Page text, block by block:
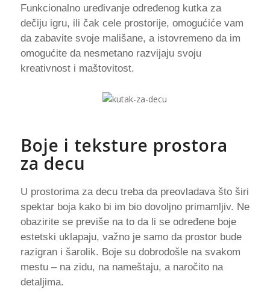
Funkcionalno uređivanje određenog kutka za
dečiju igru, ili čak cele prostorije, omogućiće vam
da zabavite svoje mališane, a istovremeno da im
omogućite da nesmetano razvijaju svoju
kreativnost i maštovitost.
Boje i teksture prostora
za decu
U prostorima za decu treba da preovladava što širi
spektar boja kako bi im bio dovoljno primamljiv. Ne
obazirite se previše na to da li se određene boje
estetski uklapaju, važno je samo da prostor bude
razigran i šarolik. Boje su dobrodošle na svakom
mestu – na zidu, na nameštaju, a naročito na
detaljima.